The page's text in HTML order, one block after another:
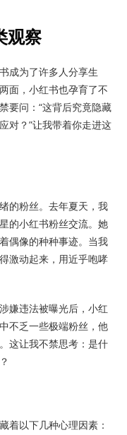
观察
成为了许多人分享生
面，小红书也孕育了不
要问：“这背后究竟隐藏
对？”让我带着你走进这
的粉丝。去年夏天，我
的小红书粉丝交流。她
偶像的种种事迹。当我
激动起来，用近乎咆哮
嫌违法被曝光后，小红
不乏一些极端粉丝，他
这让我不禁思考：是什
着以下几种心理因素：